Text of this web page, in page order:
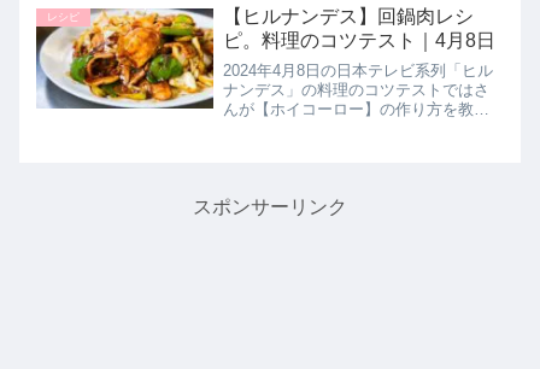
ロ料理人が提案してくれました。今回
のテーマはクリスマスにマネ...
レシピ
【ヒルナンデス】回鍋肉レシ
ピ。料理のコツテスト｜4月8日
2024年4月8日の日本テレビ系列「ヒル
ナンデス」の料理のコツテストではさ
んが【ホイコーロー】の作り方を教え
スポンサーリンク